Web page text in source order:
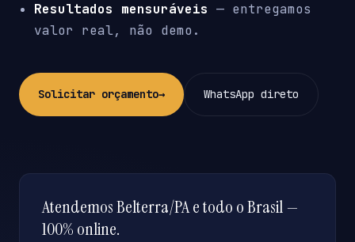
Resultados mensuráveis — entregamos
valor real, não demo.
Solicitar orçamento→ WhatsApp direto
Atendemos Belterra/PA e todo o Brasil —
100% online.